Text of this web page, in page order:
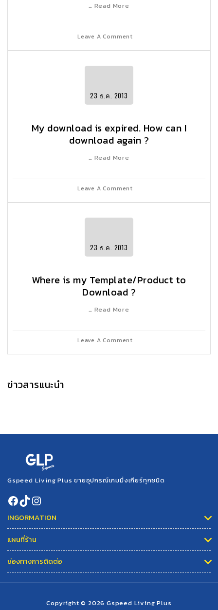
… Read More
Leave A Comment
23 ธ.ค. 2013
My download is expired. How can I
download again ?
… Read More
Leave A Comment
23 ธ.ค. 2013
Where is my Template/Product to
Download ?
… Read More
Leave A Comment
ข่าวสารแนะนำ
Gspeed Living Plus ขายอุปกรณ์เกมมิ่งเกียร์ทุกชนิด
INGORMATION
แผนที่ร้าน
ช่องทางการติดต่อ
Copyright © 2026Gspeed Living Plus